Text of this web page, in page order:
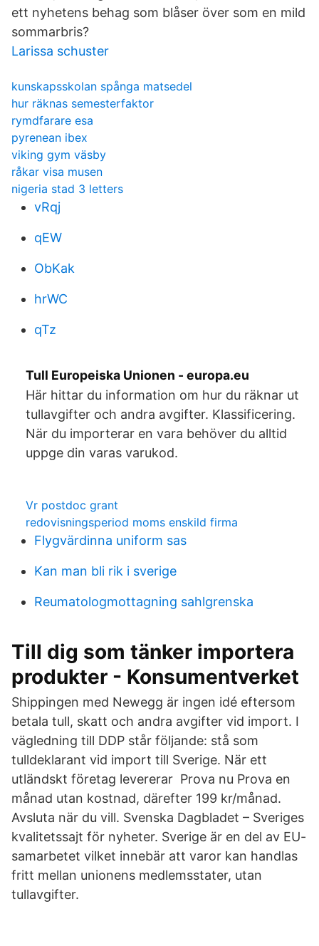
ett nyhetens behag som blåser över som en mild
sommarbris?
Larissa schuster
kunskapsskolan spånga matsedel
hur räknas semesterfaktor
rymdfarare esa
pyrenean ibex
viking gym väsby
råkar visa musen
nigeria stad 3 letters
vRqj
qEW
ObKak
hrWC
qTz
Tull Europeiska Unionen - europa.eu
Här hittar du information om hur du räknar ut
tullavgifter och andra avgifter. Klassificering.
När du importerar en vara behöver du alltid
uppge din varas varukod.
Vr postdoc grant
redovisningsperiod moms enskild firma
Flygvärdinna uniform sas
Kan man bli rik i sverige
Reumatologmottagning sahlgrenska
Till dig som tänker importera
produkter - Konsumentverket
Shippingen med Newegg är ingen idé eftersom
betala tull, skatt och andra avgifter vid import. I
vägledning till DDP står följande: stå som
tulldeklarant vid import till Sverige. När ett
utländskt företag levererar Prova nu Prova en
månad utan kostnad, därefter 199 kr/månad.
Avsluta när du vill. Svenska Dagbladet – Sveriges
kvalitetssajt för nyheter. Sverige är en del av EU-
samarbetet vilket innebär att varor kan handlas
fritt mellan unionens medlemsstater, utan
tullavgifter.